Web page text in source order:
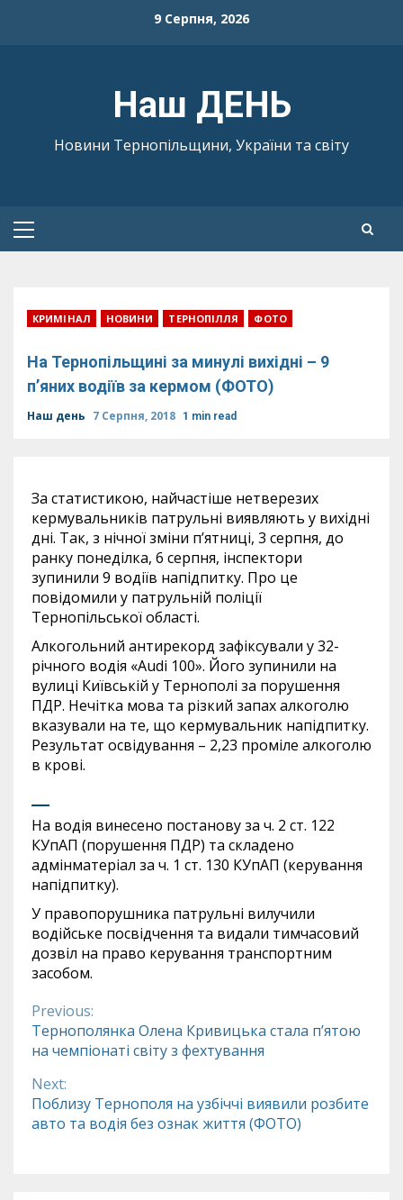
9 Серпня, 2026
Наш ДЕНЬ
Новини Тернопільщини, України та світу
Primary
КРИМІНАЛ НОВИНИ ТЕРНОПІЛЛЯ ФОТО
На Тернопільщині за минулі вихідні – 9
п’яних водіїв за кермом (ФОТО)
Наш день 7 Серпня, 2018 1 min read
За статистикою, найчастіше нетверезих
кермувальників патрульні виявляють у вихідні
дні. Так, з нічної зміни п’ятниці, 3 серпня, до
ранку понеділка, 6 серпня, інспектори
зупинили 9 водіїв напідпитку. Про це
повідомили у патрульній поліції
Тернопільської області.
Алкогольний антирекорд зафіксували у 32-
річного водія «Audi 100». Його зупинили на
вулиці Київській у Тернополі за порушення
ПДР. Нечітка мова та різкий запах алкоголю
вказували на те, що кермувальник напідпитку.
Результат освідування – 2,23 проміле алкоголю
в крові.
На водія винесено постанову за ч. 2 ст. 122
КУпАП (порушення ПДР) та складено
адмінматеріал за ч. 1 ст. 130 КУпАП (керування
напідпитку).
У правопорушника патрульні вилучили
водійське посвідчення та видали тимчасовий
дозвіл на право керування транспортним
засобом.
Continue
Reading
Previous:
Тернополянка Олена Кривицька стала п’ятою
на чемпіонаті світу з фехтування
Next:
Поблизу Тернополя на узбіччі виявили розбите
авто та водія без ознак життя (ФОТО)